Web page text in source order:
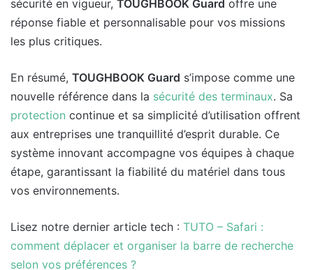
sécurité en vigueur, TOUGHBOOK Guard offre une
réponse fiable et personnalisable pour vos missions
les plus critiques.
En résumé, TOUGHBOOK Guard s’impose comme une
nouvelle référence dans la sécurité des terminaux. Sa
protection continue et sa simplicité d’utilisation offrent
aux entreprises une tranquillité d’esprit durable. Ce
système innovant accompagne vos équipes à chaque
étape, garantissant la fiabilité du matériel dans tous
vos environnements.
Lisez notre dernier article tech : TUTO – Safari :
comment déplacer et organiser la barre de recherche
selon vos préférences ?